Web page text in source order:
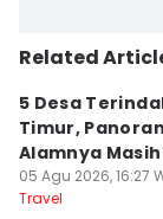
Related
5 Desa
Timur,
Alamnya
05 Agu 2026, 16:27
Travel